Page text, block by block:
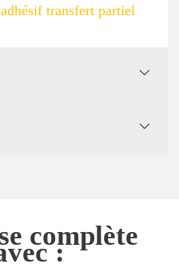
transfert partiel
complète
: